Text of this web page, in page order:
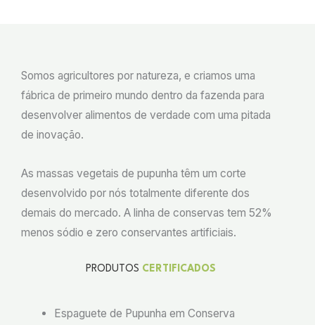
Somos agricultores por natureza, e criamos uma
fábrica de primeiro mundo dentro da fazenda para
desenvolver alimentos de verdade com uma pitada
de inovação.
As massas vegetais de pupunha têm um corte
desenvolvido por nós totalmente diferente dos
demais do mercado. A linha de conservas tem 52%
menos sódio e zero conservantes artificiais.
PRODUTOS CERTIFICADOS
Espaguete de Pupunha em Conserva